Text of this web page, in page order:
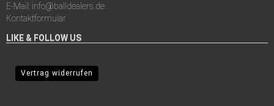
E-Mail: info@balldealers.de
Kontaktformular
LIKE & FOLLOW US
Vertrag widerrufen